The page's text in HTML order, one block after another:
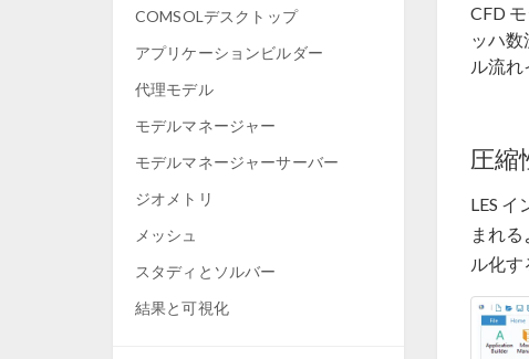
COMSOLデスクトップ
アプリケーションビルダー
代理モデル
モデルマネージャー
モデルマネージャーサーバー
ジオメトリ
メッシュ
スタディとソルバー
結果と可視化
CFD
ッハ
ル流
圧縮
LES
まれ
ル化